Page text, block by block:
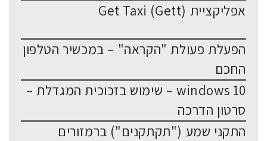
אפליקציית Get Taxi (Gett)
הפעלת פעולת "הקראה" – במכשיר הטלפון
החכם
windows 10 – שימוש בזכוכית המגדלת –
סרטון הדרכה
התקני שמע ("תקתקנים") ברמזורים